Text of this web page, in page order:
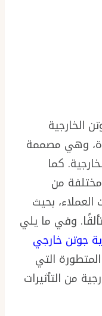
الخارجية
وهي مصممة
كما
من
العملاء، بحيث
وفي ما يلي
جوتن خارجي
التي
من التأثيرات